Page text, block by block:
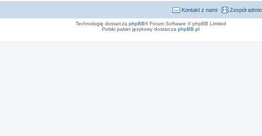
Zespół
Kontakt z nami
Technologię dostarcza phpBB® Forum Software © phpBB Limited
Polski pakiet językowy dostarcza phpBB.pl